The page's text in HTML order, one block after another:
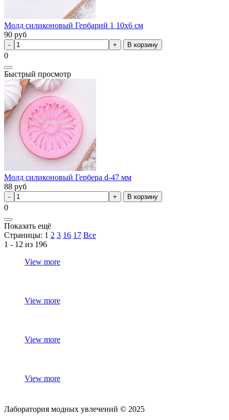
Молд силиконовый Гербарий 1 10х6 см
90 руб
В корзину
0
Быстрый просмотр
Молд силиконовый Гербера d-47 мм
88 руб
В корзину
0
Показать ещё
Страницы: 1 2 3 16 17 Все
1 - 12 из 196
View more
View more
View more
View more
Лаборатория модных увлечений © 2025